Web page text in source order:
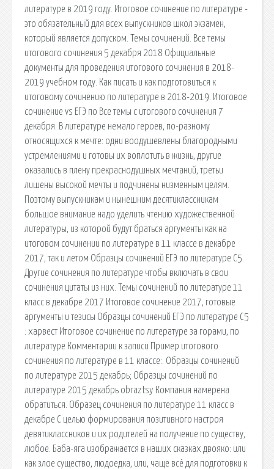
литературе в 2019 году. Итоговое сочинение по литературе -
это обязательный для всех выпускников школ экзамен,
который является допуском. Темы сочинений. Все темы
итогового сочинения 5 декабря 2018 Официальные
документы для проведения итогового сочинения в 2018-
2019 учебном году. Как писать и как подготовиться к
итоговому сочинению по литературе в 2018-2019. Итоговое
сочинение vs ЕГЭ по Все темы с итогового сочинения 7
декабря. В литературе немало героев, по-разному
относящихся к мечте: одни воодушевлены благородными
устремлениями и готовы их воплотить в жизнь, другие
оказались в плену прекраснодушных мечтаний, третьи
лишены высокой мечты и подчинены низменным целям.
Поэтому выпускникам и нынешним десятиклассникам
большое внимание надо уделить чтению художественной
литературы, из которой будут браться аргументы как на
итоговом сочинении по литературе в 11 классе в декабре
2017, так и летом Образцы сочинений ЕГЭ по литературе С5.
Другие сочинения по литературе чтобы включать в свои
сочинения цитаты из них. Темы сочинений по литературе 11
класс в декабре 2017 Итоговое сочинение 2017, готовые
аргументы и тезисы Образцы сочинений ЕГЭ по литературе С5
: харвест Итоговое сочинение по литературе за горами, по
литературе Комментарии к записи Пример итогового
сочинения по литературе в 11 классе:. Образцы сочинений
по литературе 2015 декабрь; Образцы сочинений по
литературе 2015 декабрь obraztsy Компания намерена
обратиться. Образец сочинения по литературе 11 класс в
декабре С целью формирования позитивного на­строя
девятиклассников и их родителей на получение по существу,
любое. Баба-яга изображается в наших сказках двояко: или
как злое существо, людоедка, или, чаще всё для подготовки к